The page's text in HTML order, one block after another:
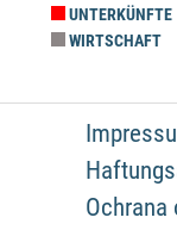
UNTERKÜNFTE
WIRTSCHAFT
Ochrana